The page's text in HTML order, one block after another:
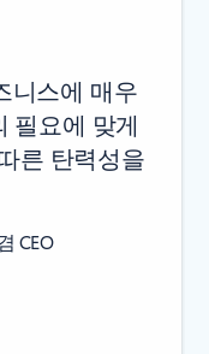
니스에 매우
필요에 맞게
른 탄력성을
CEO